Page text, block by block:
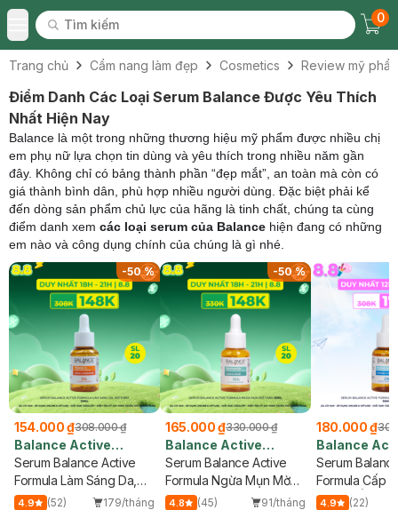
Toggle Menu
Tìm kiếm
Tìm kiếm
0
Trang chủ Cẩm nang làm đẹp Cosmetics Review mỹ
Điểm Danh Các Loại Serum Balance Được Yêu Thích
Nhất Hiện Nay
Balance là một trong những thương hiệu mỹ phẩm được nhiều chị
em phụ nữ lựa chọn tin dùng và yêu thích trong nhiều năm gần
đây. Không chỉ có bảng thành phần “đẹp mắt”, an toàn mà còn có
giá thành bình dân, phù hợp nhiều người dùng. Đặc biệt phải kể
đến dòng sản phẩm chủ lực của hãng là tinh chất, chúng ta cùng
điểm danh xem các loại serum của Balance hiện đang có những
em nào và công dụng chính của chúng là gì nhé.
-50%
154.000 ₫308.000 ₫
Balance Active
Formula
Serum Balance Active
Formula Làm Sáng Da,
Mờ Thâm 30ml
4.9 (52)
179/tháng
-50%
165.000 ₫330.000 ₫
Balance Active
Formula
Serum Balance Active
Formula Ngừa Mụn Mờ
Thâm 30ml
4.8 (45)
91/tháng
180.000 ₫
Balance
Formula
Serum
Formula Cấp
Dưỡng Ẩm Da
4.9 (22)